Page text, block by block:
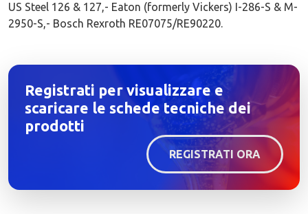
US Steel 126 & 127,- Eaton (formerly Vickers) I-286-S & M-
2950-S,- Bosch Rexroth RE07075/RE90220.
Registrati per visualizzare e
scaricare le schede tecniche dei
prodotti
REGISTRATI ORA